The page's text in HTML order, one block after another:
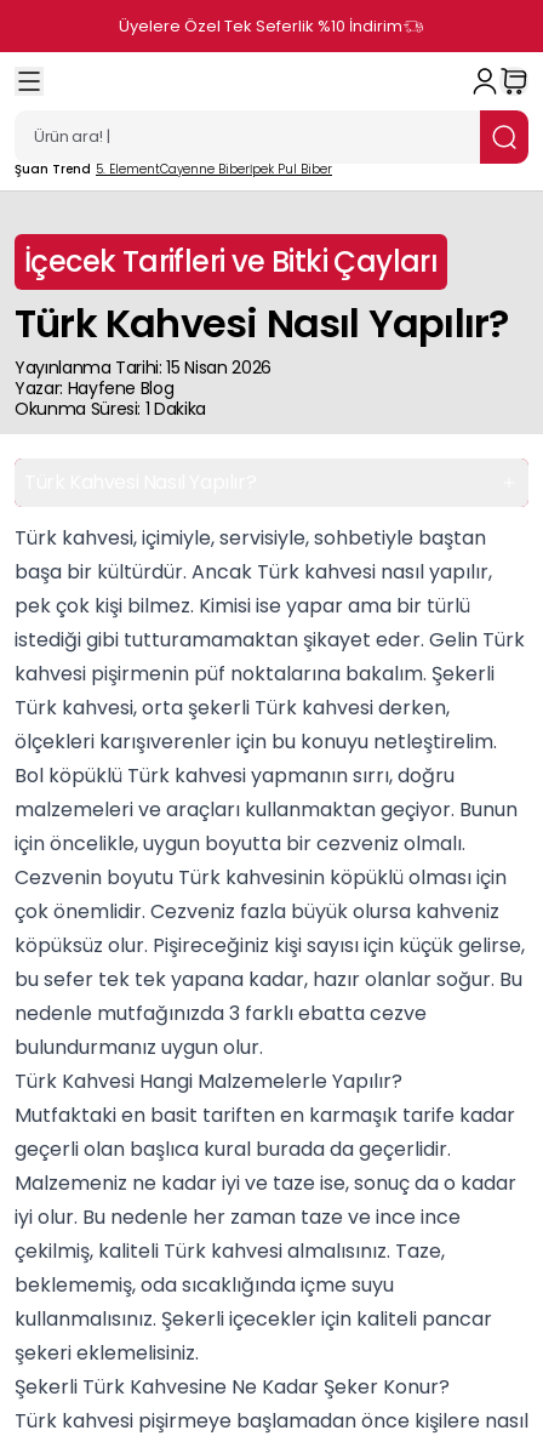
Üyelere Özel Tek Seferlik %10 İndirim
Şuan Trend 5. ElementCayenne Biberİpek Pul Biber
İçecek Tarifleri ve Bitki Çayları
Türk Kahvesi Nasıl Yapılır?
Yayınlanma Tarihi: 15 Nisan 2026
Yazar: Hayfene Blog
Okunma Süresi: 1 Dakika
Türk kahvesi, içimiyle, servisiyle, sohbetiyle baştan
başa bir kültürdür. Ancak Türk kahvesi nasıl yapılır,
pek çok kişi bilmez. Kimisi ise yapar ama bir türlü
istediği gibi tutturamamaktan şikayet eder. Gelin Türk
kahvesi pişirmenin püf noktalarına bakalım. Şekerli
Türk kahvesi, orta şekerli Türk kahvesi derken,
ölçekleri karışıverenler için bu konuyu netleştirelim.
Bol köpüklü Türk kahvesi yapmanın sırrı, doğru
malzemeleri ve araçları kullanmaktan geçiyor. Bunun
için öncelikle, uygun boyutta bir cezveniz olmalı.
Cezvenin boyutu Türk kahvesinin köpüklü olması için
çok önemlidir. Cezveniz fazla büyük olursa kahveniz
köpüksüz olur. Pişireceğiniz kişi sayısı için küçük gelirse,
bu sefer tek tek yapana kadar, hazır olanlar soğur. Bu
nedenle mutfağınızda 3 farklı ebatta cezve
bulundurmanız uygun olur.
Türk Kahvesi Hangi Malzemelerle Yapılır?
Mutfaktaki en basit tariften en karmaşık tarife kadar
geçerli olan başlıca kural burada da geçerlidir.
Malzemeniz ne kadar iyi ve taze ise, sonuç da o kadar
iyi olur. Bu nedenle her zaman taze ve ince ince
çekilmiş, kaliteli Türk kahvesi almalısınız. Taze,
beklememiş, oda sıcaklığında içme suyu
kullanmalısınız. Şekerli içecekler için kaliteli pancar
şekeri eklemelisiniz.
Şekerli Türk Kahvesine Ne Kadar Şeker Konur?
Türk kahvesi pişirmeye başlamadan önce kişilere nasıl